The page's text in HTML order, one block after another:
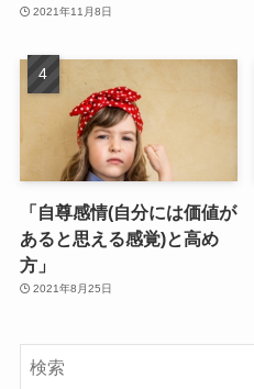
2021年11月8日
「自尊感情(自分には価値が
あると思える感覚)と高め
方」
2021年8月25日